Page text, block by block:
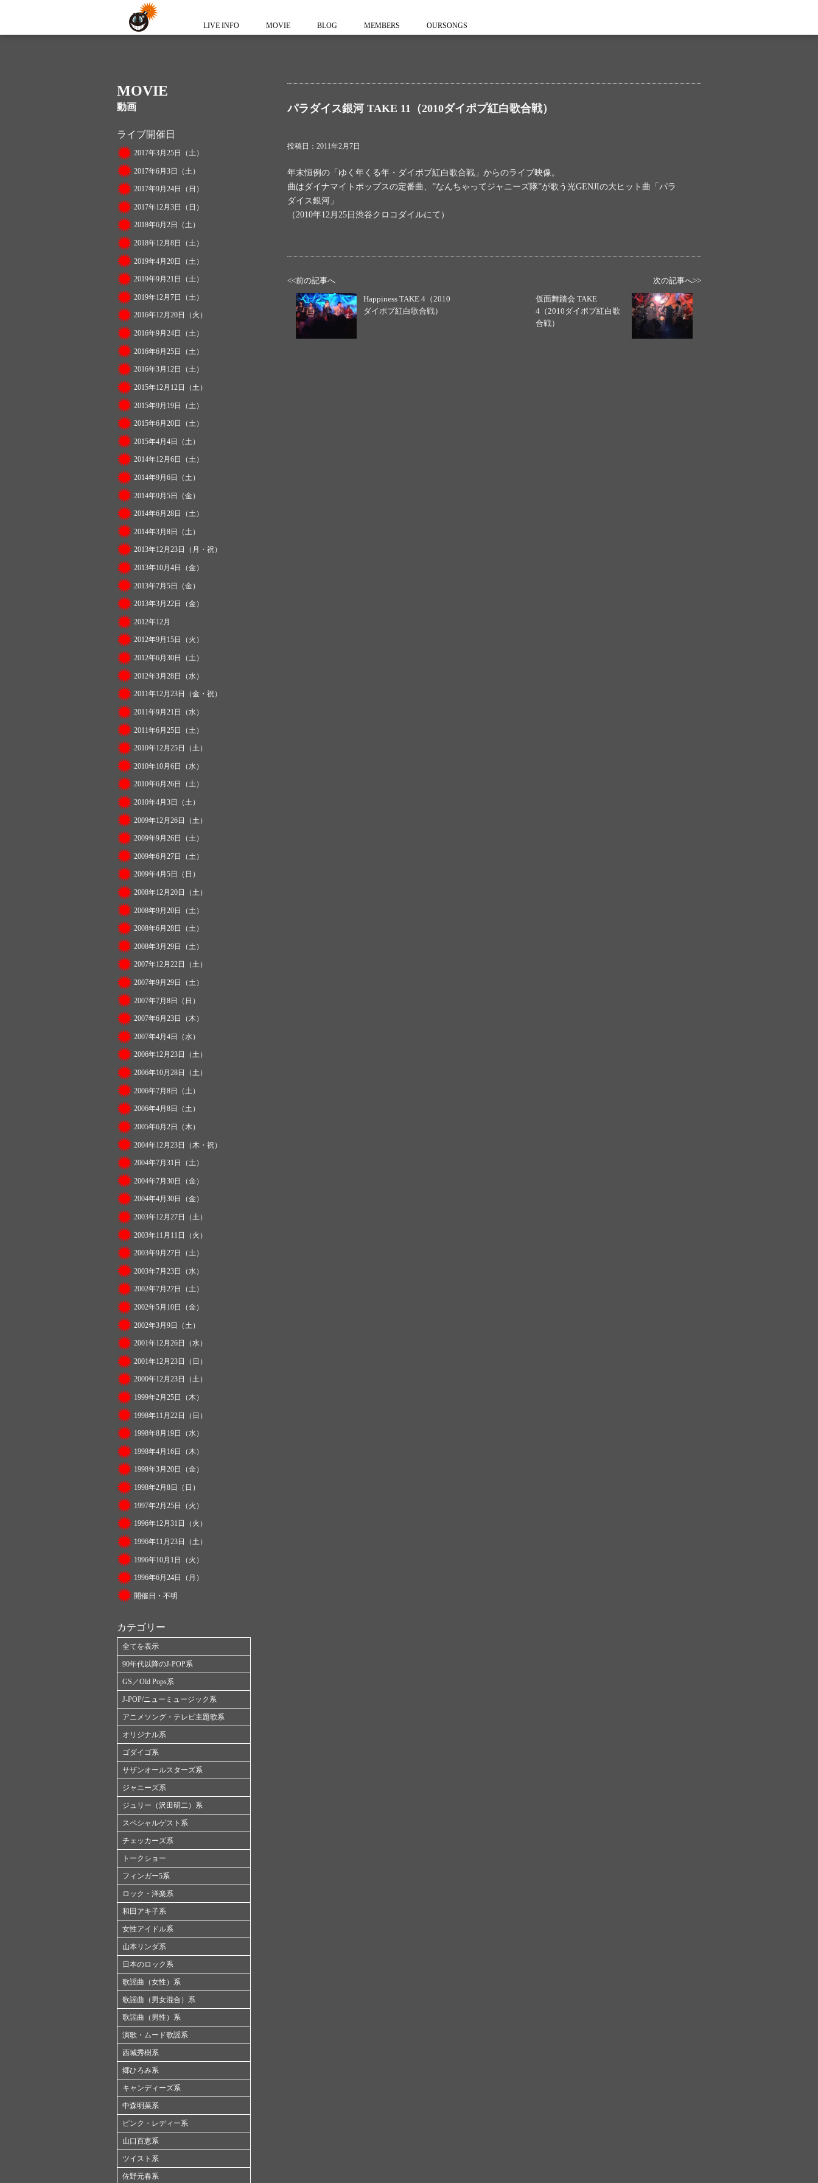
LIVE INFO MOVIE BLOG MEMBERS OURSONGS
MOVIE
動画
ライブ開催日
2017年3月25日（土）
2017年6月3日（土）
2017年9月24日（日）
2017年12月3日（日）
2018年6月2日（土）
2018年12月8日（土）
2019年4月20日（土）
2019年9月21日（土）
2019年12月7日（土）
2016年12月20日（火）
2016年9月24日（土）
2016年6月25日（土）
2016年3月12日（土）
2015年12月12日（土）
2015年9月19日（土）
2015年6月20日（土）
2015年4月4日（土）
2014年12月6日（土）
2014年9月6日（土）
2014年9月5日（金）
2014年6月28日（土）
2014年3月8日（土）
2013年12月23日（月・祝）
2013年10月4日（金）
2013年7月5日（金）
2013年3月22日（金）
2012年12月
2012年9月15日（火）
2012年6月30日（土）
2012年3月28日（水）
2011年12月23日（金・祝）
2011年9月21日（水）
2011年6月25日（土）
2010年12月25日（土）
2010年10月6日（水）
2010年6月26日（土）
2010年4月3日（土）
2009年12月26日（土）
2009年9月26日（土）
2009年6月27日（土）
2009年4月5日（日）
2008年12月20日（土）
2008年9月20日（土）
2008年6月28日（土）
2008年3月29日（土）
2007年12月22日（土）
2007年9月29日（土）
2007年7月8日（日）
2007年6月23日（木）
2007年4月4日（水）
2006年12月23日（土）
2006年10月28日（土）
2006年7月8日（土）
2006年4月8日（土）
2005年6月2日（木）
2004年12月23日（木・祝）
2004年7月31日（土）
2004年7月30日（金）
2004年4月30日（金）
2003年12月27日（土）
2003年11月11日（火）
2003年9月27日（土）
2003年7月23日（水）
2002年7月27日（土）
2002年5月10日（金）
2002年3月9日（土）
2001年12月26日（水）
2001年12月23日（日）
2000年12月23日（土）
1999年2月25日（木）
1998年11月22日（日）
1998年8月19日（水）
1998年4月16日（木）
1998年3月20日（金）
1998年2月8日（日）
1997年2月25日（火）
1996年12月31日（火）
1996年11月23日（土）
1996年10月1日（火）
1996年6月24日（月）
開催日・不明
カテゴリー
全てを表示
90年代以降のJ-POP系
GS／Old Pops系
J-POP/ニューミュージック系
アニメソング・テレビ主題歌系
オリジナル系
ゴダイゴ系
サザンオールスターズ系
ジャニーズ系
ジュリー（沢田研二）系
スペシャルゲスト系
チェッカーズ系
トークショー
フィンガー5系
ロック・洋楽系
和田アキ子系
女性アイドル系
山本リンダ系
日本のロック系
歌謡曲（女性）系
歌謡曲（男女混合）系
歌謡曲（男性）系
演歌・ムード歌謡系
西城秀樹系
郷ひろみ系
キャンディーズ系
中森明菜系
ピンク・レディー系
山口百恵系
ツイスト系
佐野元春系
パラダイス銀河 TAKE 11（2010ダイポプ紅白歌合戦）
投稿日：2011年2月7日
年末恒例の「ゆく年くる年・ダイポプ紅白歌合戦」からのライブ映像。
曲はダイナマイトポップスの定番曲、”なんちゃってジャニーズ隊”が歌う光GENJIの大ヒット曲「パラ
ダイス銀河」
（2010年12月25日渋谷クロコダイルにて）
<<前の記事へ
Happiness TAKE 4（2010
ダイポプ紅白歌合戦）
次の記事へ>>
仮面舞踏会 TAKE
4（2010ダイポプ紅白歌
合戦）